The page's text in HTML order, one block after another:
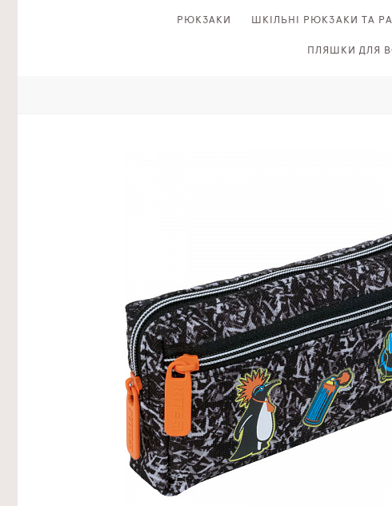
РЮКЗАКИ ШКІЛЬНІ РЮКЗАКИ ТА
ПЛЯШКИ ДЛЯ